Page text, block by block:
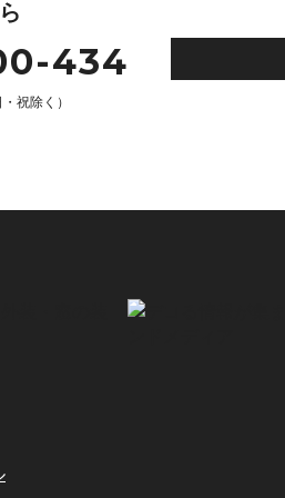
434
祝除く）